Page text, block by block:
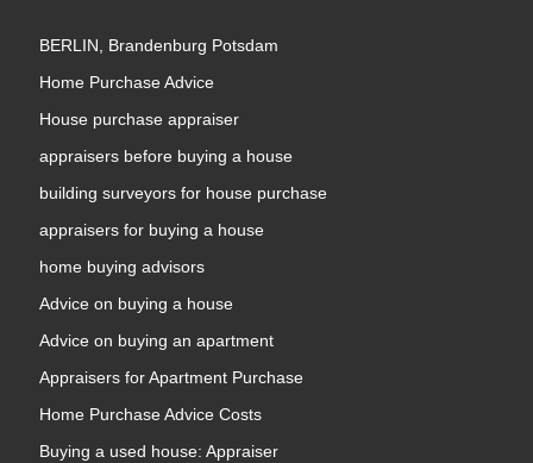
BERLIN, Brandenburg Potsdam
Home Purchase Advice
House purchase appraiser
appraisers before buying a house
building surveyors for house purchase
appraisers for buying a house
home buying advisors
Advice on buying a house
Advice on buying an apartment
Appraisers for Apartment Purchase
Home Purchase Advice Costs
Buying a used house: Appraiser